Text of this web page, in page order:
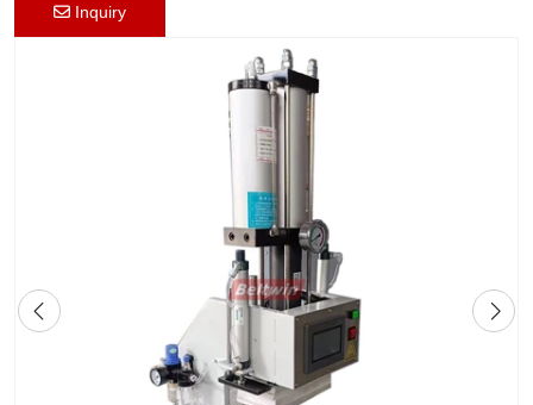
Inquiry